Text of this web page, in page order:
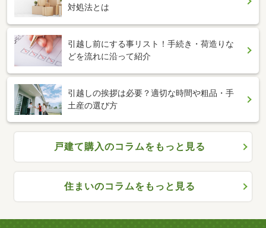
対処法とは
引越し前にする事リスト！手続き・荷造りな
どを流れに沿って紹介
引越しの挨拶は必要？適切な時間や粗品・手
土産の選び方
戸建て購入のコラムをもっと見る
住まいのコラムをもっと見る